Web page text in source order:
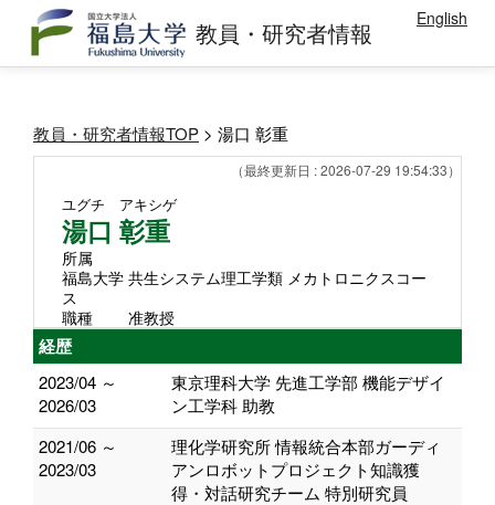
教員・研究者情報 English
教員・研究者情報TOP > 湯口 彰重
（最終更新日 : 2026-07-29 19:54:33）
ユグチ アキシゲ
湯口 彰重
所属
福島大学 共生システム理工学類 メカトロニクスコー
ス
職種
准教授
経歴
2023/04 ～
2026/03
東京理科大学 先進工学部 機能デザイ
ン工学科 助教
2021/06 ～
2023/03
理化学研究所 情報統合本部ガーディ
アンロボットプロジェクト知識獲
得・対話研究チーム 特別研究員